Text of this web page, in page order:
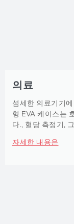
의료
섬세한 의료기기
형 EVA 케이스는
다., 혈당 측정기,
자세한 내용은